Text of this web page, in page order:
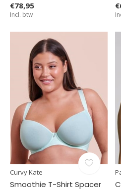
€78,95
Incl. btw
Curvy Kate
Smoothie T-Shirt Spacer